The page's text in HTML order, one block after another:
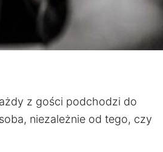
z gości podchodzi do
niezależnie od tego, czy